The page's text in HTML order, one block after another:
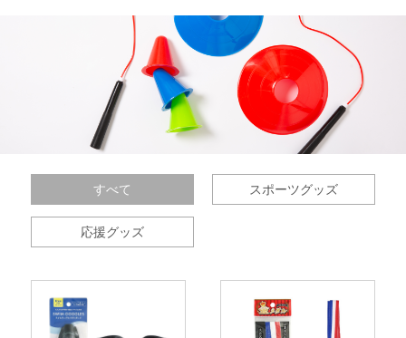
すべて スポーツグッズ
応援グッズ